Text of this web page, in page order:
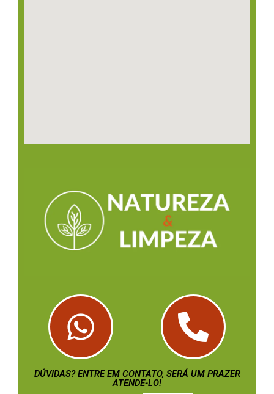
DÚVIDAS? ENTRE EM CONTATO, SERÁ UM PRAZER
ATENDE-LO!